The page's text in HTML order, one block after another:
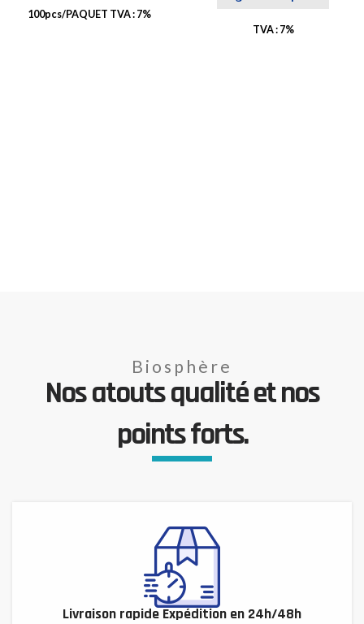
100pcs/PAQUET TVA : 7%
TVA : 7%
Biosphère
Nos atouts qualité et nos
points forts.
Livraison rapide Expédition en 24h/48h